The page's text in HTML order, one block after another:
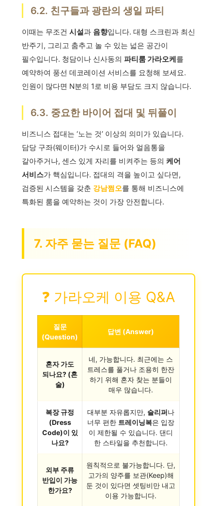
6.2. 친구들과 광란의 생일 파티
이때는 무조건 시설과 음향입니다. 대형 스크린과 최신
반주기, 그리고 춤추고 놀 수 있는 넓은 공간이
필수입니다. 청담이나 신사동의 파티룸 가라오케를
예약하여 풍선 데코레이션 서비스를 요청해 보세요.
인원이 많다면 N분의 1로 비용 부담도 크지 않습니다.
6.3. 중요한 바이어 접대 및 뒤풀이
비즈니스 접대는 ‘노는 것’ 이상의 의미가 있습니다.
담당 구좌(웨이터)가 수시로 들어와 얼음통을
갈아주거나, 센스 있게 자리를 비켜주는 등의 케어
서비스가 핵심입니다. 접대의 격을 높이고 싶다면,
검증된 시스템을 갖춘 강남쩜오를 통해 비즈니스에
특화된 룸을 예약하는 것이 가장 안전합니다.
7. 자주 묻는 질문 (FAQ)
❓ 가라오케 이용 Q&A
질문
(Question)
답변 (Answer)
혼자 가도
되나요? (혼
술)
네, 가능합니다. 최근에는 스
트레스를 풀거나 조용히 한잔
하기 위해 혼자 찾는 분들이
매우 많습니다.
복장 규정
(Dress
Code)이 있
나요?
대부분 자유롭지만, 슬리퍼나
너무 편한 트레이닝복은 입장
이 제한될 수 있습니다. 댄디
한 스타일을 추천합니다.
외부 주류
반입이 가능
한가요?
원칙적으로 불가능합니다. 단,
고가의 양주를 보관(Keep)해
둔 것이 있다면 셋팅비만 내고
이용 가능합니다.